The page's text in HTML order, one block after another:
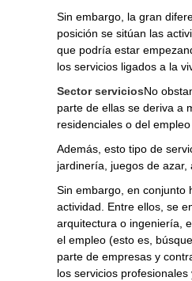
Sin embargo, la gran
posición se sitúan las
que podría estar
los servicios ligados a la
Sector serviciosNo
parte de ellas se deriva a
residenciales o del
Además, esto tipo de
jardinería, juegos de azar,
Sin embargo, en conjunto
actividad. Entre ellos, se
arquitectura o ingeniería,
el empleo (esto es,
parte de empresas y
los servicios